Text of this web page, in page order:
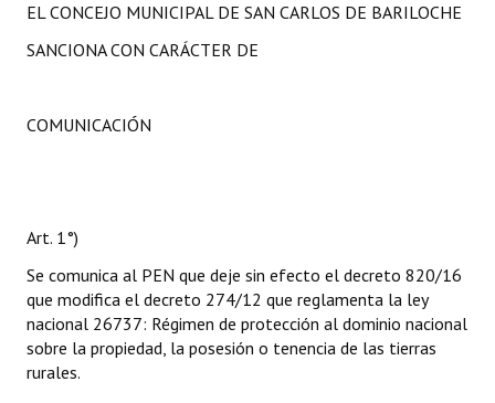
EL CONCEJO MUNICIPAL DE SAN CARLOS DE BARILOCHE
SANCIONA CON CARÁCTER DE
COMUNICACIÓN
Art. 1°)
Se comunica al PEN que deje sin efecto el decreto 820/16
que modifica el decreto 274/12 que reglamenta la ley
nacional 26737: Régimen de protección al dominio nacional
sobre la propiedad, la posesión o tenencia de las tierras
rurales.